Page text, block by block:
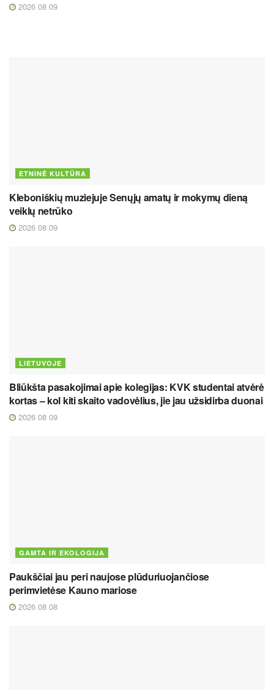
2026 08 09
ETNINĖ KULTŪRA
Kleboniškių muziejuje Senųjų amatų ir mokymų dieną
veiklų netrūko
2026 08 09
LIETUVOJE
Bliūkšta pasakojimai apie kolegijas: KVK studentai atvėrė
kortas – kol kiti skaito vadovėlius, jie jau užsidirba duonai
2026 08 09
GAMTA IR EKOLOGIJA
Paukščiai jau peri naujose plūduriuojančiose
perimvietėse Kauno mariose
2026 08 08